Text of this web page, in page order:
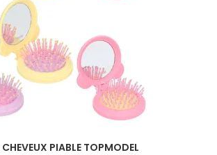
CHEVEUX PIABLE TOPMODEL